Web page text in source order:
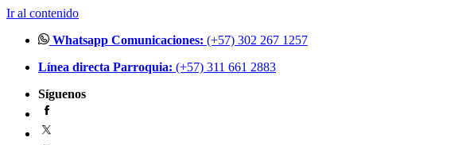
Ir al contenido
Whatsapp Comunicaciones: (+57) 302 267 1257
Línea directa Parroquia: (+57) 311 661 2883
Síguenos